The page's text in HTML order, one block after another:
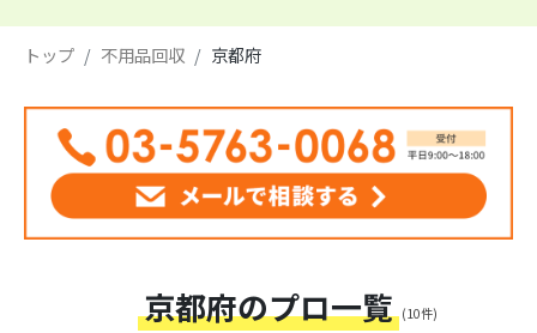
トップ 不用品回収 京都府
京都府のプロ一覧 (10件)